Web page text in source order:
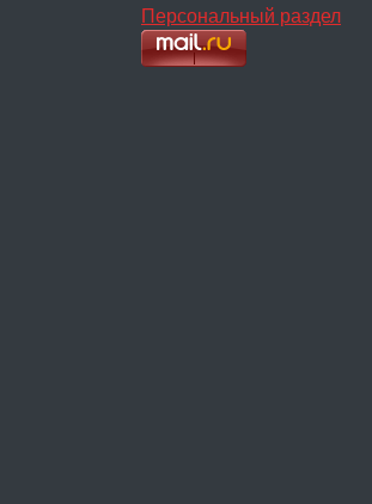
Персональный раздел